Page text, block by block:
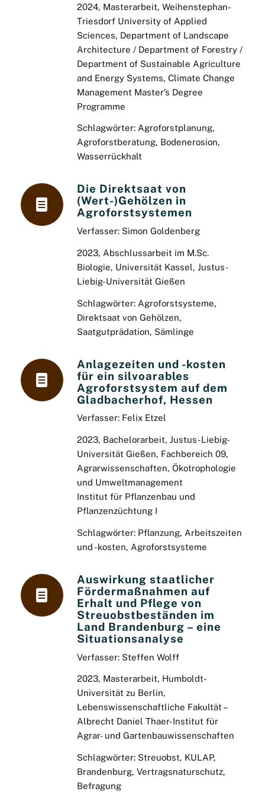
2024, Masterarbeit, Weihenstephan-
Triesdorf University of Applied
Sciences, Department of Landscape
Architecture / Department of Forestry /
Department of Sustainable Agriculture
and Energy Systems, Climate Change
Management Master’s Degree
Programme
Schlagwörter: Agroforstplanung,
Agroforstberatung, Bodenerosion,
Wasserrückhalt
Die Direktsaat von
(Wert-)Gehölzen in
Agroforstsystemen
Verfasser: Simon Goldenberg
2023, Abschlussarbeit im M.Sc.
Biologie, Universität Kassel, Justus-
Liebig-Universität Gießen
Schlagwörter: Agroforstsysteme,
Direktsaat von Gehölzen,
Saatgutprädation, Sämlinge
Anlagezeiten und -kosten
für ein silvoarables
Agroforstsystem auf dem
Gladbacherhof, Hessen
Verfasser: Felix Etzel
2023, Bachelorarbeit, Justus-Liebig-
Universität Gießen, Fachbereich 09,
Agrarwissenschaften, Ökotrophologie
und Umweltmanagement
Institut für Pflanzenbau und
Pflanzenzüchtung I
Schlagwörter: Pflanzung, Arbeitszeiten
und -kosten, Agroforstsysteme
Auswirkung staatlicher
Fördermaßnahmen auf
Erhalt und Pflege von
Streuobstbeständen im
Land Brandenburg – eine
Situationsanalyse
Verfasser: Steffen Wolff
2023, Masterarbeit, Humboldt-
Universität zu Berlin,
Lebenswissenschaftliche Fakultät –
Albrecht Daniel Thaer-Institut für
Agrar- und Gartenbauwissenschaften
Schlagwörter: Streuobst, KULAP,
Brandenburg, Vertragsnaturschutz,
Befragung